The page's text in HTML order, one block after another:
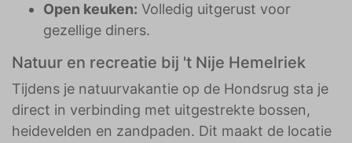
Open keuken: Volledig uitgerust voor
gezellige diners.
Natuur en recreatie bij 't Nije Hemelriek
Tijdens je natuurvakantie op de Hondsrug sta je
direct in verbinding met uitgestrekte bossen,
heidevelden en zandpaden. Dit maakt de locatie